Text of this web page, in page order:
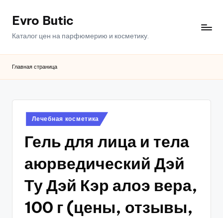
ПерейтиEvro Butic
Каталог цен на парфюмерию и косметику.
Главная страница
Опубликовано
в
Лечебная косметика
Гель для лица и тела
аюрведический Дэй
Ту Дэй Кэр алоэ вера,
100 г (цены, отзывы,